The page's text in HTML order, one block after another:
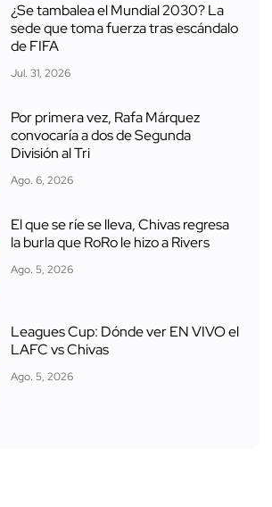
¿Se tambalea el Mundial 2030? La
sede que toma fuerza tras escándalo
de FIFA
Jul. 31, 2026
Por primera vez, Rafa Márquez
convocaría a dos de Segunda
División al Tri
Ago. 6, 2026
El que se ríe se lleva, Chivas regresa
la burla que RoRo le hizo a Rivers
Ago. 5, 2026
Leagues Cup: Dónde ver EN VIVO el
LAFC vs Chivas
Ago. 5, 2026